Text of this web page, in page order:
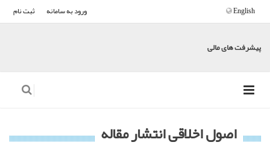
ورود به سامانه ثبت نام English
پیشرفت های مالی
اصول اخلاقی انتشار مقاله